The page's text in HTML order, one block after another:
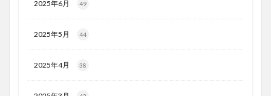
2025年6月 49
2025年5月 44
2025年4月 38